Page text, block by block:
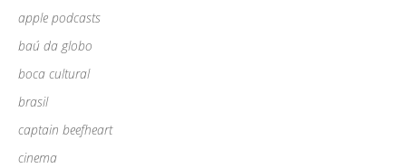
apple podcasts
baú da globo
boca cultural
brasil
captain beefheart
cinema